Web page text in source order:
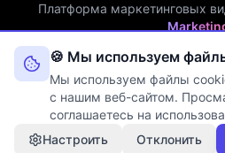
Платформа маркетинговых
ИП Мухамадеев Р.А. | ИНН:
Оператор персональных данных.
Роскомнадзора (Приказ №
🍪 Мы используем
Мы используем файлы
с нашим веб-сайтом.
соглашаетесь на
Настроить
Отклонить